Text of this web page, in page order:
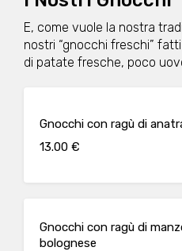
E, come vuole la nostra
nostri “gnocchi freschi”
di patate fresche, poco
Gnocchi con ragù di
13.00 €
Gnocchi con ragù di
bolognese